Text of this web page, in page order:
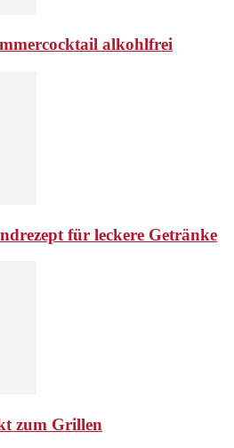
alkohlfrei
für leckere Getränke
zum Grillen